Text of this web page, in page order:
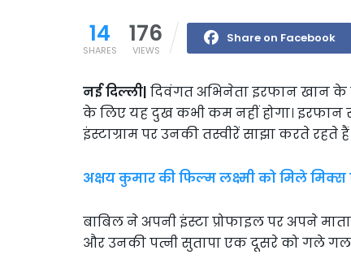
14
SHARES
176
VIEWS
Share on Facebook
नई दिल्ली| दिवंगत अभिनेता इरफान खान के
के लिए यह दुख कभी कम नहीं होगा।
इंस्टाग्राम पर उनकी तस्वीरें साझा करते रहते
अक्षय कुमार की फिल्म लक्ष्मी को मिले मिक्स
बाबिल ने अपनी इंस्टा प्रोफाइल पर अपने
और उनकी पत्नी सुतापा एक दूसरे को गले